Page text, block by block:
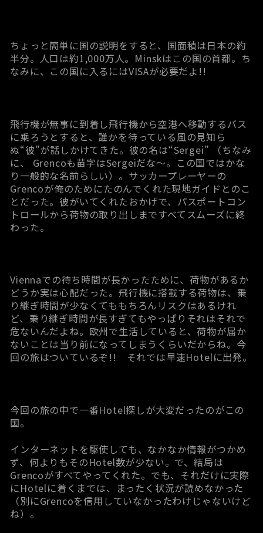
ちょっと簡単に国の説明をすると、国面積は日本の約
半分。人口は約1,000万人。Minskはこの国の首都。ち
なみに、この国に入るにはVISAが必要だよ!!
飛行機が無事に到着し飛行機から空港へ移動するバス
に乗ろうとすると、誰かを待っている風の見知ら
ぬ“彼”が話しかけてきた。彼の名は“Sergei” （ちなみ
に、 Grencoも苗字はSergeiだな～。この国ではかな
り一般的な名前らしい）。サッカープレーヤーの
Grencoが俺のためにたのんでくれた現地ガイドとのこ
とだった。彼がいてくれたおかげで、パスポートコン
トロールから荷物の取り出しまですべてスムーズに終
わった。
Viennaでの待ち時間が長かったために、荷物があるか
どうか実は心配だった。飛行機に搭載する荷物は、乗
り継ぎ時間が少なくてももちろんリスクはあるけれ
ど、乗り継ぎ時間が長すぎてもやっぱりそれはそれで
危ないんだよね。欧州で生活していると、荷物が届か
ないことは当り前になってしまうくらいだからね。今
回の旅はついているぞ!! それでは早速Hotelに出発。
今回の旅の中で一番Hotel探しが大変だったのがこの
国。
インターネットを駆使しても、なかなか情報がつかめ
ず、何よりもそのHotel数が少ない。で、結局は
Grencoがすべてやってくれた。でも、それだけに実際
にHotelに着くまでは、まったく状況が読めなかった
（別にGrencoを信用していなかったわけじゃないけど
ね）。